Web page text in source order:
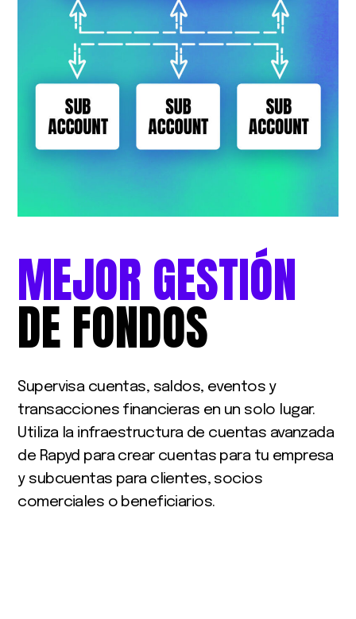
MEJORGESTIÓN
DEFONDOS
Supervisa cuentas, saldos, eventos y
transacciones financieras en un solo lugar.
Utiliza la infraestructura de cuentas avanzada
de Rapyd para crear cuentas para tu empresa
y subcuentas para clientes, socios
comerciales o beneficiarios.